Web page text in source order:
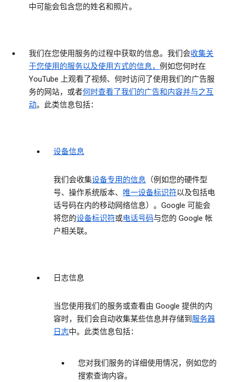
中可能会包含您的姓名和照片。
我们在您使用服务的过程中获取的信息。 我们会收集关
于您使用的服务以及使用方式的信息， 例如您何时在
YouTube 上观看了视频、何时访问了使用我们的广告服
务的网站，或者何时查看了我们的广告和内容并与之互
动。此类信息包括：
设备信息
我们会收集设备专用的信息 （例如您的硬件型
号、操作系统版本、 唯一设备标识符以及包括电
话号码在内的移动网络信息）。Google 可能会
将您的设备标识符或电话号码与您的 Google 帐
户相关联。
日志信息
当您使用我们的服务或查看由 Google 提供的内
容时，我们会自动收集某些信息并存储到 服务器
日志中。此类信息包括：
您对我们服务的详细使用情况，例如您的
搜索查询内容。